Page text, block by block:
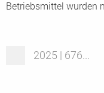
Betriebsmittel wurden
2025 | 676...